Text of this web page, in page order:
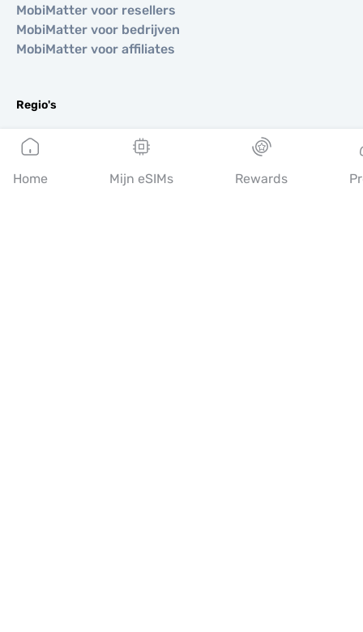
MobiMatter voor resellers
MobiMatter voor bedrijven
MobiMatter voor affiliates
Regio's
eSIM voor Europa
eSIM voor Azië
eSIM voor Amerika
Home Mijn eSIMs Rewards